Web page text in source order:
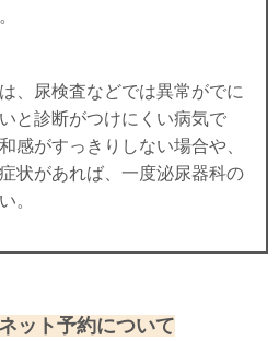
、尿検査などでは異常がでに
と診断がつけにくい病気で
感がすっきりしない場合や、
状があれば、一度泌尿器科の
。
ット予約について